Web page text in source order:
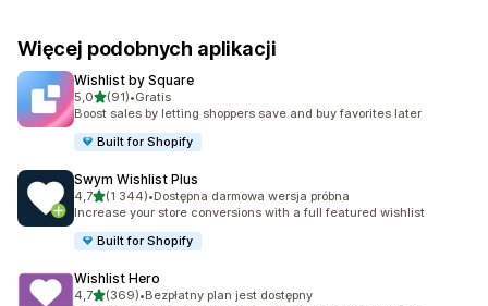
Więcej podobnych aplikacji
Wishlist by Square
5,0na 5 gwiazdek
(91)
Łączna liczba recenzji: 91
•Gratis
Boost sales by letting shoppers save and buy favorites later
Built for Shopify
Swym Wishlist Plus
4,7na 5 gwiazdek
(1 344)
Łączna liczba recenzji: 1344
•Dostępna darmowa wersja próbna
Increase your store conversions with a full featured wishlist
Built for Shopify
Wishlist Hero
4,7na 5 gwiazdek
(369)
Łączna liczba recenzji: 369
•Bezpłatny plan jest dostępny